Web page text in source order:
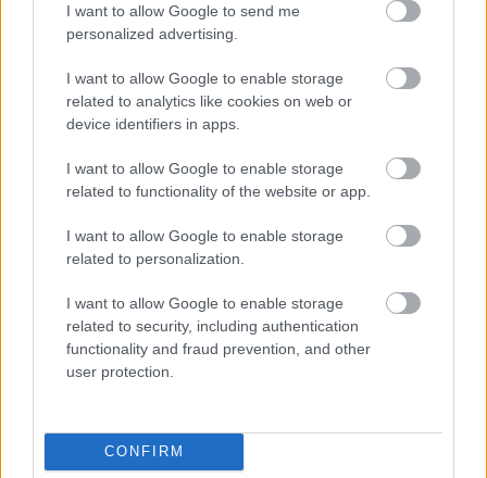
I want to allow Google to send me
personalized advertising.
I want to allow Google to enable storage
related to analytics like cookies on web or
device identifiers in apps.
I want to allow Google to enable storage
related to functionality of the website or app.
I want to allow Google to enable storage
related to personalization.
I want to allow Google to enable storage
related to security, including authentication
functionality and fraud prevention, and other
user protection.
CONFIRM
Feliratkozom a hírlevélre és elfogadom az
adatvédelmi
szabályzatot!
FELIRATKOZÁS
LEGFRISSEBB
Megérkezett az eső a Duna vízgyűjtőjére
Országos hírek
TOVÁBBKÉPZÉSEKKEL ERŐSÍT A GÁL FERENC